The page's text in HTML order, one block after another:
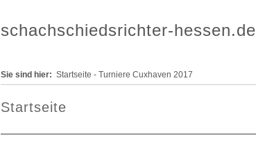
schachschiedsrichter-hessen.de
Sie sind hier:Startseite - Turniere Cuxhaven 2017
Startseite